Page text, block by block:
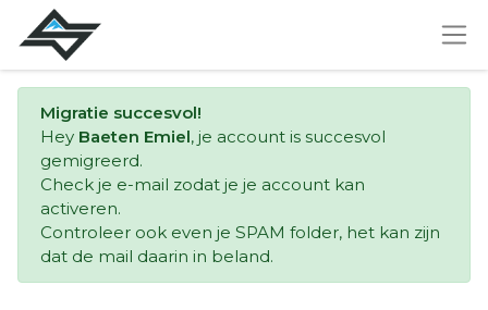
Migratie succesvol!
Hey Baeten Emiel, je account is succesvol
gemigreerd.
Check je e-mail zodat je je account kan
activeren.
Controleer ook even je SPAM folder, het kan zijn
dat de mail daarin in beland.